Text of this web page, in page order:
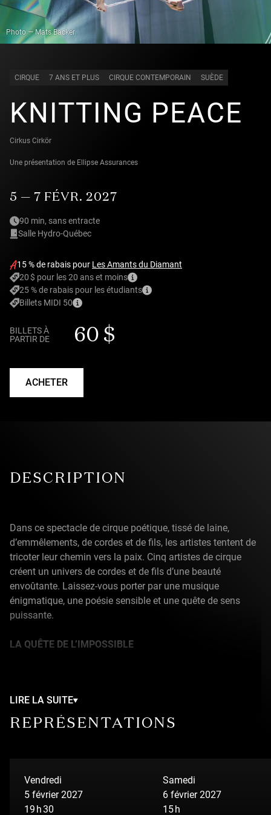
Photo — Mats Bäcker
CIRQUE 7 ANS ET PLUS CIRQUE CONTEMPORAIN SUÈDE
KNITTING PEACE
Cirkus Cirkör
Une présentation de Ellipse Assurances
5 — 7 FÉVR. 2027
90 min, sans entracte
Salle Hydro-Québec
15 % de rabais pour Les Amants du Diamant
20 $ pour les 20 ans et moins
25 % de rabais pour les étudiants
Billets MIDI 50
BILLETS À
PARTIR DE
60 $
ACHETER
DESCRIPTION
Dans ce spectacle de cirque poétique, tissé de laine,
d’emmêlements, de cordes et de fils, les artistes tentent de
tricoter leur chemin vers la paix. Cinq artistes de cirque
créent un univers de cordes et de fils d’une beauté
envoûtante. Laissez-vous porter par une musique
énigmatique, une poésie sensible et une quête de sens
puissante.
LA QUÊTE DE L’IMPOSSIBLE
scénario serait d’atteindre nos objectifs sans trouver un
nouvel élan à poursuivre. Les artistes de cirque cherchent
souvent à accomplir l’impossible. La quête de l’impossible
faire une différence? Est-il possible de faire la paix?
À PROPOS DE CIRKUS CIRKÖR
LIRE LA SUITE
REPRÉSENTATIONS
Vendredi
5 février 2027
19 h 30
Samedi
6 février 2027
15 h